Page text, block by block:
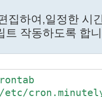
집하여,일정한 시
트 작동하도록 합